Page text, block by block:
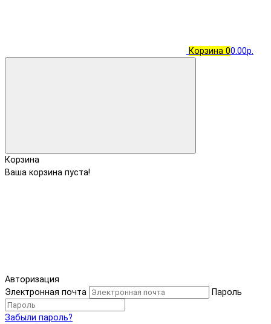
Корзина 00.00р.
Корзина
Ваша корзина пуста!
Авторизация
Электронная почта
Пароль
Забыли пароль?